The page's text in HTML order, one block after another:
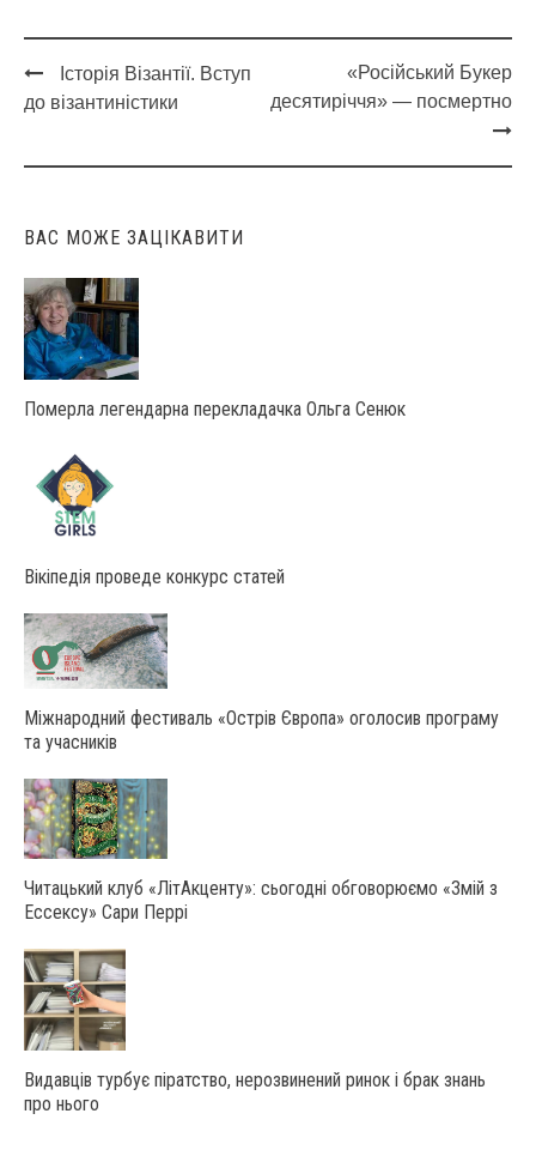
Post
Історія Візантії. Вступ
до візантиністики
«Російський Букер
десятиріччя» — посмертно
ВАС МОЖЕ ЗАЦІКАВИТИ
Померла легендарна перекладачка Ольга Сенюк
Вікіпедія проведе конкурс статей
Міжнародний фестиваль «Острів Європа» оголосив програму
та учасників
Читацький клуб «ЛітАкценту»: сьогодні обговорюємо «Змій з
Ессексу» Сари Перрі
Видавців турбує піратство, нерозвинений ринок і брак знань
про нього